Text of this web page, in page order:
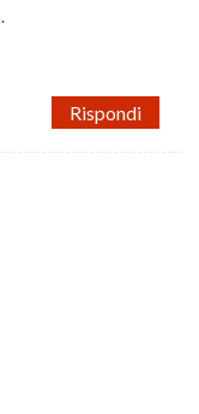
Rispondi